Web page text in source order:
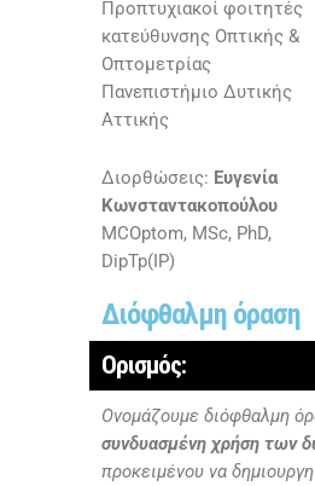
Προπτυχιακοί φοιτητές
κατεύθυνσης Οπτικής &
Οπτομετρίας
Πανεπιστήμιο Δυτικής
Αττικής
Διορθώσεις: Ευγενία
Κωνσταντακοπούλου
MCOptom, MSc, PhD,
DipTp(IP)
Διόφθαλμη όραση
Ορισμός:
Ονομάζουμε διόφθαλμη
συνδυασμένη χρήση των
προκειμένου να